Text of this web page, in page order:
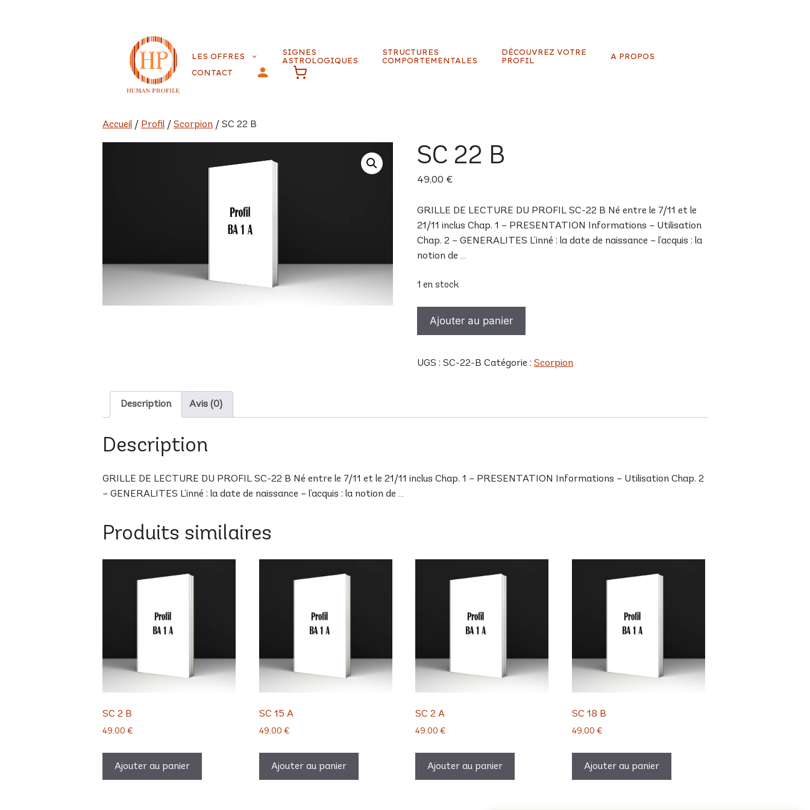
contenu
LES OFFRES
SIGNES
ASTROLOGIQUES
STRUCTURES
COMPORTEMENTALES
DÉCOUVREZ VOTRE
PROFIL
A PROPOS
CONTACT
Accueil / Profil / Scorpion / SC 22 B
SC 22 B
49,00 €
GRILLE DE LECTURE DU PROFIL SC-22 B Né entre le 7/11 et le
21/11 inclus Chap. 1 – PRESENTATION Informations – Utilisation
Chap. 2 – GENERALITES L’inné : la date de naissance – l’acquis : la
notion de …
1 en stock
22
Ajouter au panier
UGS :SC-22-B Catégorie :Scorpion
Description Avis (0)
Description
GRILLE DE LECTURE DU PROFIL SC-22 B Né entre le 7/11 et le 21/11 inclus Chap. 1 – PRESENTATION Informations – Utilisation Chap. 2
– GENERALITES L’inné : la date de naissance – l’acquis : la notion de …
Produits similaires
SC 2 B
49,00 €
Ajouter au panier
SC 15 A
49,00 €
Ajouter au panier
SC 2 A
49,00€
Ajouter au panier
SC 18 B
49,00 €
Ajouter au panier